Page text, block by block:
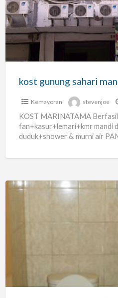
sahari
mangga
dua
ancol
(aman+strategis)
Kemayoran stevenjoe
KOST MARINATAMA
fan+kasur+lemari+kmr mandi
duduk+shower & murni air
jasa cuci gosok & jasa bersih
Senayan